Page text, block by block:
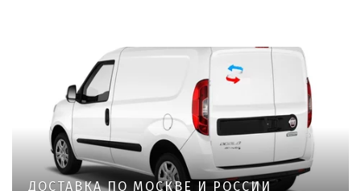
ДОСТАВКА ПО МОСКВЕ И РОССИИ